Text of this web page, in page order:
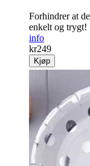
Forhindrer at
enkelt og trygt!
info
kr249
Kjøp